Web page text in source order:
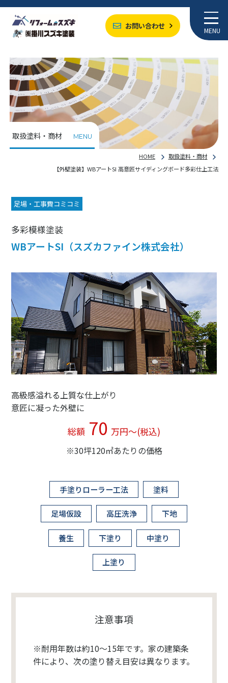
お問い合わせ MENU
取扱塗料・商材 MENU
HOME
取扱塗料・商材
【外壁塗装】WBアートSI 高意匠サイディングボード多彩仕上工法
足場・工事費コミコミ
多彩模様塗装
WBアートSI（スズカファイン株式会社）
高級感溢れる上質な仕上がり
意匠に凝った外壁に
総額 70 万円〜(税込)
※30坪120㎡あたりの価格
手塗りローラー工法 塗料
足場仮設 高圧洗浄 下地
養生 下塗り 中塗り
上塗り
注意事項
※耐用年数は約10～15年です。家の建築条
件により、次の塗り替え目安は異なります。